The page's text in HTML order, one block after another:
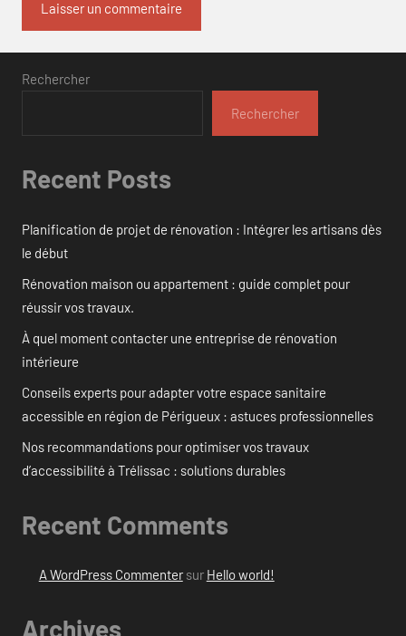
Rechercher
Rechercher
Recent Posts
Planification de projet de rénovation : Intégrer les artisans dès
le début
Rénovation maison ou appartement : guide complet pour
réussir vos travaux.
À quel moment contacter une entreprise de rénovation
intérieure
Conseils experts pour adapter votre espace sanitaire
accessible en région de Périgueux : astuces professionnelles
Nos recommandations pour optimiser vos travaux
d’accessibilité à Trélissac : solutions durables
Recent Comments
A WordPress Commentersur Hello world!
Archives